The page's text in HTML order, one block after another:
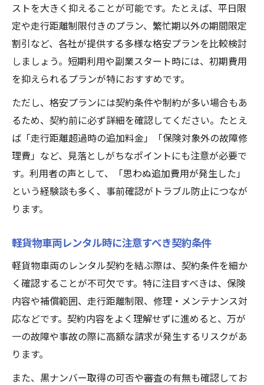
ストを大きく抑えることが可能です。たとえば、平日限
定や走行距離制限付きのプラン、繁忙期以外の期間限定
割引など、各社が提供する多様な格安プランを比較検討
しましょう。短期利用や副業スタート時には、初期費用
を抑えられるプランが特におすすめです。
ただし、格安プランには契約条件や制約が多い場合もあ
るため、契約前に必ず詳細を確認してください。たとえ
ば「走行距離超過時の追加料金」「保険対象外の故障修
理費」など、見落としがちなポイントにも注意が必要で
す。利用者の声として、「思わぬ追加費用が発生した」
という経験談も多く、事前確認がトラブル防止につなが
ります。
軽貨物車両レンタル時に注意すべき契約条件
軽貨物車両のレンタル契約を結ぶ際は、契約条件を細か
く確認することが不可欠です。特に注目すべきは、保険
内容や補償範囲、走行距離制限、修理・メンテナンス対
応などです。契約内容をよく理解せずに進めると、万が
一の故障や事故の際に高額な請求が発生するリスクがあ
ります。
また、黒ナンバー取得の可否や審査の有無も確認してお